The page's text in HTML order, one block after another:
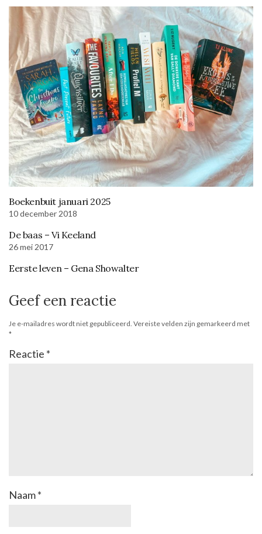
Boekenbuit januari 2025
10 december 2018
De baas – Vi Keeland
26 mei 2017
Eerste leven – Gena Showalter
Geef een reactie
Je e-mailadres wordt niet gepubliceerd. Vereiste velden zijn gemarkeerd met
*
Reactie *
Naam*